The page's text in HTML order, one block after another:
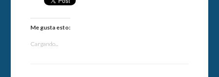
Me gusta esto:
Cargando...